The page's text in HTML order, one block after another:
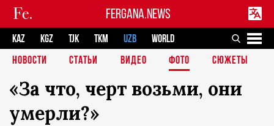
FERGANA.NEWS
KAZ KGZ TJK TKM UZB
WORLD
НОВОСТИ
СТАТЬИ ВИДЕО ФОТО СЮЖЕТЫ
«За что, черт возьми, они
умерли?»